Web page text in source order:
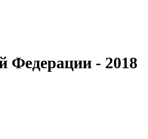
Федерации - 2018